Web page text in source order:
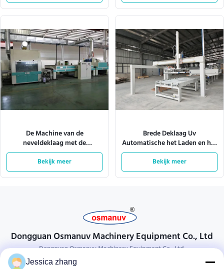
De Machine van de
neveldeklaag met de
Verlichting 380V 28kw van Tec
van het Transportbandsysteem
Bekijk meer
Brede Deklaag Uv
Automatische het Laden en het
Leegmaken Machine 4KW
1600mm
Bekijk meer
Dongguan Osmanuv Machinery Equipment Co., Ltd
Dongguan Osmanuv Machinery Equipment Co., Ltd.
Jessica zhang